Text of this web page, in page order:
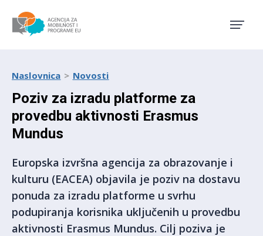
Naslovnica Novosti
Poziv za izradu platforme za
provedbu aktivnosti Erasmus
Mundus
Europska izvršna agencija za obrazovanje i
kulturu (EACEA) objavila je poziv na dostavu
ponuda za izradu platforme u svrhu
podupiranja korisnika uključenih u provedbu
aktivnosti Erasmus Mundus. Cilj poziva je